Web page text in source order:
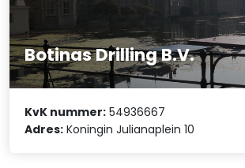
Botinas Drilling B.V.
KvK nummer: 54936667
Adres: Koningin Julianaplein 10